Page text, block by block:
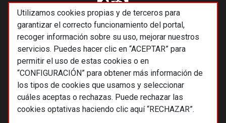
Utilizamos cookies propias y de terceros para
garantizar el correcto funcionamiento del portal,
recoger información sobre su uso, mejorar nuestros
servicios. Puedes hacer clic en “ACEPTAR” para
permitir el uso de estas cookies o en
“CONFIGURACIÓN” para obtener más información de
los tipos de cookies que usamos y seleccionar
cuáles aceptas o rechazas. Puede rechazar las
cookies optativas haciendo clic aquí “RECHAZAR”.
© 2026 Alternativas económicas SCCL